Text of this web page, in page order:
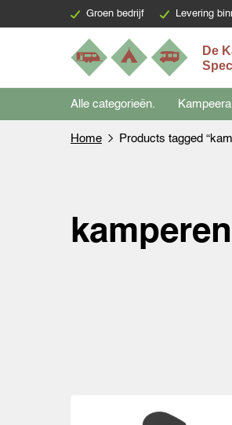
Groen bedrijf Levering
Alle categorieën.
Home Products tagged